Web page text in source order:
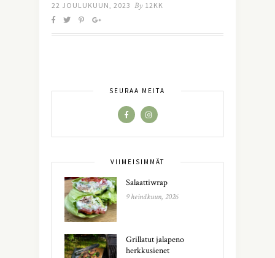
22 JOULUKUUN, 2023 By 12KK
SEURAA MEITÄ
VIIMEISIMMÄT
Salaattiwrap
9 heinäkuun, 2026
Grillatut jalapeno
herkkusienet